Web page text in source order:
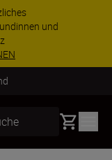
und
Basket